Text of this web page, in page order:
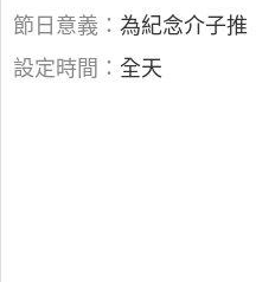
節日意義： 為紀念介子推
設定時間： 全天